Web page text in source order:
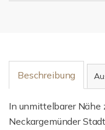
Beschreibung
In unmittelbarer Nähe
Neckargemünder